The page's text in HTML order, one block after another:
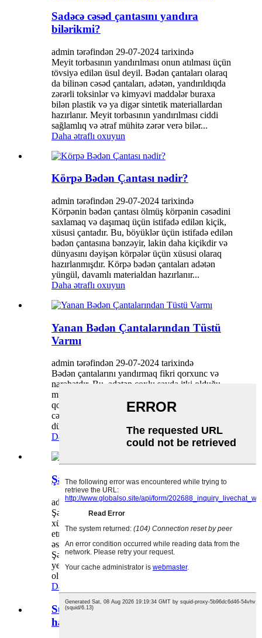
Sadəcə cəsəd çantasını yandıra
bilərikmi?
admin tərəfindən 29-07-2024 tarixində
Meyit torbasının yandırılması onun atılması üçün
tövsiyə edilən üsul deyil. Bədən çantaları olaraq
da bilinən cəsəd çantaları, adətən, yandırıldıqda
zərərli toksinlər və kimyəvi maddələr buraxa
bilən plastik və ya digər sintetik materiallardan
hazırlanır. Meyit torbasının yandırılması ciddi
sağlamlıq və ətraf mühitə zərər verə bilər...
Daha ətraflı oxuyun
Körpə Bədən Çantası nədir?
admin tərəfindən 29-07-2024 tarixində
Körpənin bədən çantası ölmüş körpənin cəsədini
saxlamaq və daşımaq üçün istifadə edilən kiçik,
xüsusi çantadır. Bu, böyüklər üçün istifadə edilən
bədən çantasına bənzəyir, lakin daha kiçikdir və
dünyasını dəyişən körpələr üçün xüsusi olaraq
hazırlanmışdır. Körpə bədən çantaları adətən
yüngül, davamlı materialdan hazırlanır...
Daha ətraflı oxuyun
Yanan Bədən Çantalarından Tüstü
Varmı
admin tərəfindən 29-07-2024 tarixində
Bədən çantalarını yandırmaq fikri qorxunc və
narahatdır. Bu, adətən çoxlu sayda itki olduğu
müharibə və ya digər fəlakətli hadisələr üçün
qorunan bir təcrübədir. Bununla belə, yanan
cəsəd torbalarından tüstü olub-olmaması məsələsi
düzgündür və o...
Daha ətraflı oxuyun
Şərab çantaları nə üçündür?
admin tərəfindən 29-07-2024 tarixində
Şərab çantaları bir neçə məqsədə xidmət edir və
xüsusi olaraq şərab şüşələrini daşımaq və hədiyyə
etmək üçün nəzərdə tutulub. Şərab çantalarının
əsas istifadəsi və faydaları bunlardır: Nəqliyyat:
Şərab çantaları şərab şüşələrini bir yerdən digər
yerə təhlükəsiz şəkildə daşımaq üçün istifadə
olunur. Onlar qoruyucu bir örtük təmin edirlər ...
Daha ətraflı oxuyun
Suya davamlı və adi termal çantalar:
hansı daha yaxşıdır?